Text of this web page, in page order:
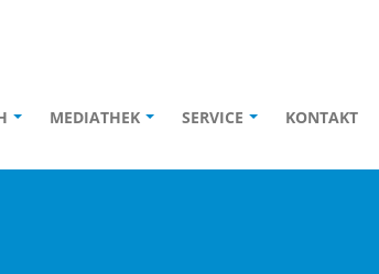
MEDIATHEK SERVICE KONTAKT